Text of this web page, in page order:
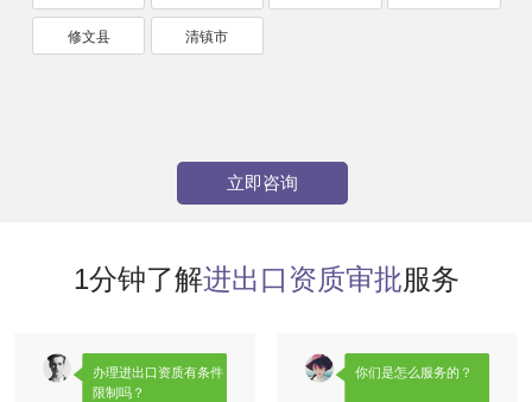
修文县 清镇市
立即咨询
1分钟了解进出口资质审批服务
办理进出口资质有条件
限制吗？
你们是怎么服务的？